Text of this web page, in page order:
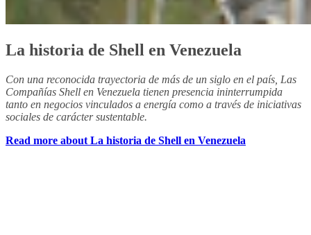
La historia de Shell en Venezuela
Con una reconocida trayectoria de más de un siglo en el país, Las
Compañías Shell en Venezuela tienen presencia ininterrumpida
tanto en negocios vinculados a energía como a través de iniciativas
sociales de carácter sustentable.
Read more about La historia de Shell en Venezuela